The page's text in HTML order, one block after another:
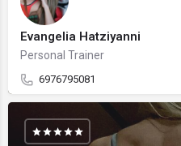
Evangelia Hatziyanni
Personal Trainer
6976795081